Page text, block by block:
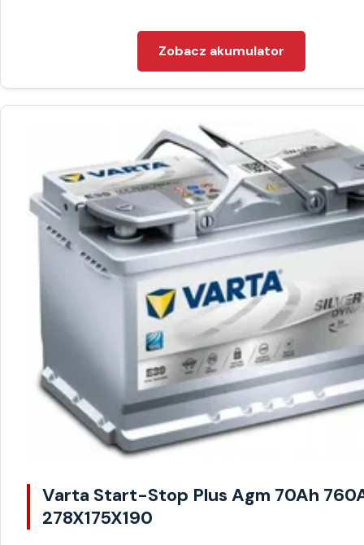
Zobacz akumulator
Varta Start-Stop Plus Agm 70Ah
278X175X190